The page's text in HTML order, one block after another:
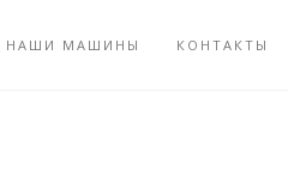
НАШИ МАШИНЫ КОНТАКТЫ